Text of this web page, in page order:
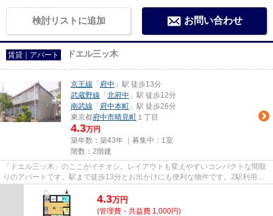
検討リストに追加 お問い合わせ
賃貸｜アパート ドエル三ッ木
京王線 「 府中 」駅 徒歩13分
武蔵野線 「 北府中 」駅 徒歩12分
南武線 「 府中本町 」駅 徒歩26分
東京都府中市晴見町 １丁目
4.3万円
築年数：築43年 ｜募集中： 1室
階数：2階建
「ドエル三ッ木」のここがイチオシ。レイアウトも変えやすいコンパクトな間取
りのアパートです。駅まで徒歩13分とお出かけにも便利な物件です。2駅利用可
能な物件なので、用途や行き先...
4.3万円
(管理費・共益費 1,000円)